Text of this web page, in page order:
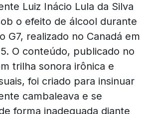
Luiz Inácio Lula da Silva
o efeito de álcool durante
G7, realizado no Canadá em
O conteúdo, publicado no
trilha sonora irônica e
foi criado para insinuar
cambaleava e se
forma inadequada diante